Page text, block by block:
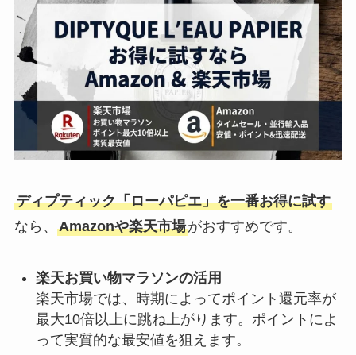
ディプティック「ローパピエ」を一番お得に試す
なら、 Amazonや楽天市場がおすすめです。
楽天お買い物マラソンの活用
楽天市場では、時期によってポイント還元率が
最大10倍以上に跳ね上がります。ポイントによ
って実質的な最安値を狙えます。